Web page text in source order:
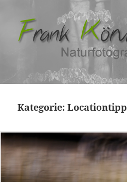
Kategorie:Locationtipp